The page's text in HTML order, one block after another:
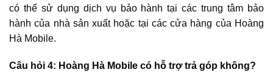
có thể sử dụng dịch vụ bảo hành tại các trung tâm bảo
hành của nhà sản xuất hoặc tại các cửa hàng của Hoàng
Hà Mobile.
Câu hỏi 4: Hoàng Hà Mobile có hỗ trợ trả góp không?